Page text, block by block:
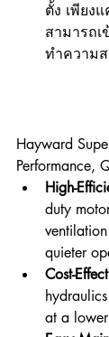
ตั้ง เพียง
สามารถเ
ทำความ
Hayward
Performance,
High-
duty
quieter
Cost-
at a